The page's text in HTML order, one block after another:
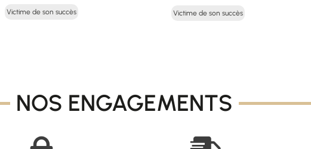
Victime de son succès Victime de son succès
NOS ENGAGEMENTS